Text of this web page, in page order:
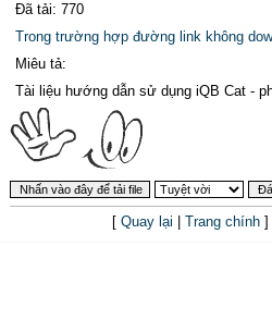
Đã tải: 770
Trong trường hợp đường link không
Miêu tả:
Tài liệu hướng dẫn sử dụng iQB Cat -
[ Quay lại Trang chính ]